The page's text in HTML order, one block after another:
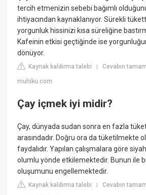
tercih etmenizin sebebi bağımlı
ihtiyacından kaynaklanıyor. Sürekli
yorgunluk hissinizi kısa süreliğine
Kafeinin etkisi geçtiğinde ise
dönüyor.
Kaynak kaldırma talebi |Cevabın
muhiku.com
Çay içmek iyi midir?
Çay, dünyada sudan sonra en fazla
arasındadır. Doğru ora da tüketilmekte
faydalıdır. Yapılan çalışmalara göre
olumlu yönde etkilemektedir. Bunun ile
oluşumunu engellemektedir.
Kaynak kaldırma talebi |Cevabın